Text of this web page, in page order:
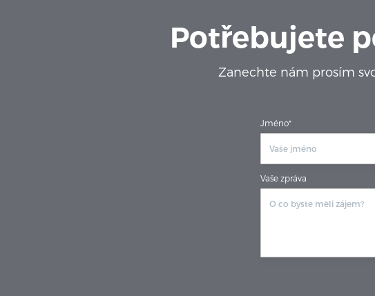
Potřebujete
Zanechte nám prosím
Jméno*
Vaše zpráva